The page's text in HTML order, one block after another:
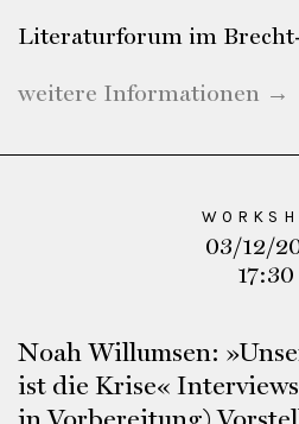
Literaturforum im
weitere Informationen →
03/12/
17:30
Noah Willumsen:
ist die Krise«